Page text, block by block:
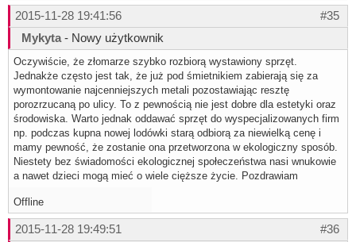
#35
2015-11-28 19:41:56
Mykyta - Nowy użytkownik
Oczywiście, że złomarze szybko rozbiorą wystawiony sprzęt.
Jednakże często jest tak, że już pod śmietnikiem zabierają się za
wymontowanie najcenniejszych metali pozostawiając resztę
porozrzucaną po ulicy. To z pewnością nie jest dobre dla estetyki oraz
środowiska. Warto jednak oddawać sprzęt do wyspecjalizowanych firm
np. podczas kupna nowej lodówki starą odbiorą za niewielką cenę i
mamy pewność, że zostanie ona przetworzona w ekologiczny sposób.
Niestety bez świadomości ekologicznej społeczeństwa nasi wnukowie
a nawet dzieci mogą mieć o wiele cięższe życie. Pozdrawiam
Offline
#36
2015-11-28 19:49:51